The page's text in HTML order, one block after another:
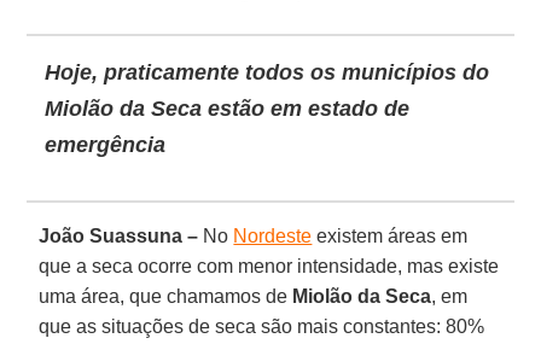
Hoje, praticamente todos os municípios do
Miolão da Seca estão em estado de
emergência
João Suassuna – No Nordeste existem áreas em
que a seca ocorre com menor intensidade, mas existe
uma área, que chamamos de Miolão da Seca, em
que as situações de seca são mais constantes: 80%